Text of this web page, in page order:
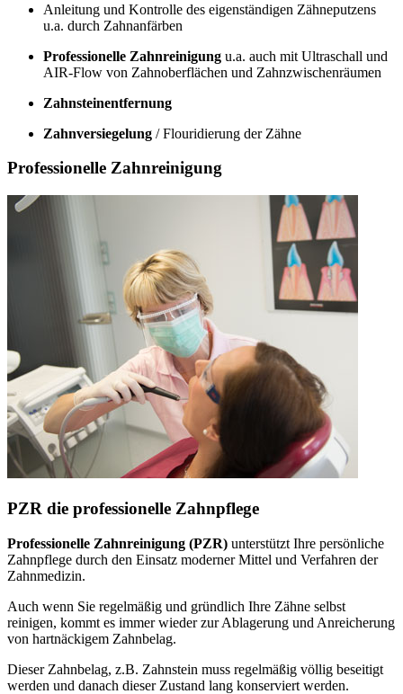
Anleitung und Kontrolle des eigenständigen Zähneputzens
u.a. durch Zahnanfärben
Professionelle Zahnreinigung u.a. auch mit Ultraschall und
AIR-Flow von Zahnoberflächen und Zahnzwischenräumen
Zahnsteinentfernung
Zahnversiegelung / Flouridierung der Zähne
Professionelle Zahnreinigung
PZR die professionelle Zahnpflege
Professionelle Zahnreinigung (PZR) unterstützt Ihre persönliche
Zahnpflege durch den Einsatz moderner Mittel und Verfahren der
Zahnmedizin.
Auch wenn Sie regelmäßig und gründlich Ihre Zähne selbst
reinigen, kommt es immer wieder zur Ablagerung und Anreicherung
von hartnäckigem Zahnbelag.
Dieser Zahnbelag, z.B. Zahnstein muss regelmäßig völlig beseitigt
werden und danach dieser Zustand lang konserviert werden.